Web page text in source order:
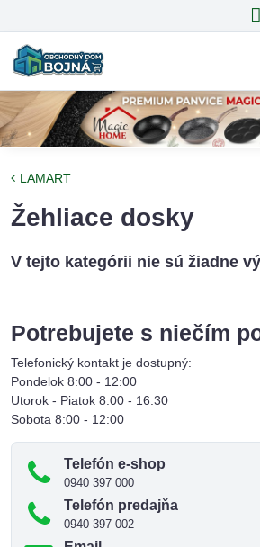
LAMART
Žehliace dosky
Potrebujete s niečím
Telefonický kontakt je dostupný:
Pondelok 8:00 - 12:00
Utorok - Piatok 8:00 - 16:30
Sobota 8:00 - 12:00
Telefón e-shop
0940 397 000
Telefón predajňa
0940 397 002